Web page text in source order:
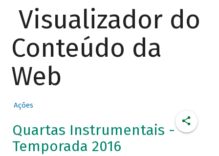
Visualizador do
Conteúdo da
Web
Ações
Quartas Instrumentais -
Temporada 2016